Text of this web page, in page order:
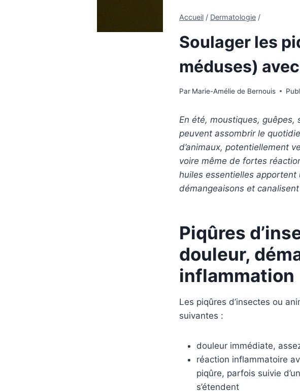
Accueil / Dermatologie /
Soulager les
méduses)
Par Marie-Amélie de Bernouis
En été, moustiques,
peuvent assombrir le
d’animaux, potentiellement
voire même de fortes
huiles essentielles
démangeaisons et
Piqûres
douleur,
inflammation
Les piqûres d’insectes ou
suivantes :
douleur immédiate,
réaction inflammatoire
piqûre, parfois suivie
s’étendent